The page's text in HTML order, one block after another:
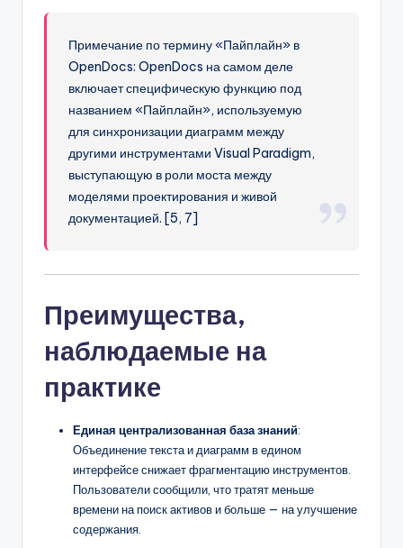
Примечание по термину «Пайплайн» в
OpenDocs: OpenDocs на самом деле
включает специфическую функцию под
названием «Пайплайн», используемую
для синхронизации диаграмм между
другими инструментами Visual Paradigm,
выступающую в роли моста между
моделями проектирования и живой
документацией. [5, 7]
Преимущества,
наблюдаемые на
практике
Единая централизованная база знаний:
Объединение текста и диаграмм в едином
интерфейсе снижает фрагментацию инструментов.
Пользователи сообщили, что тратят меньше
времени на поиск активов и больше — на улучшение
содержания.